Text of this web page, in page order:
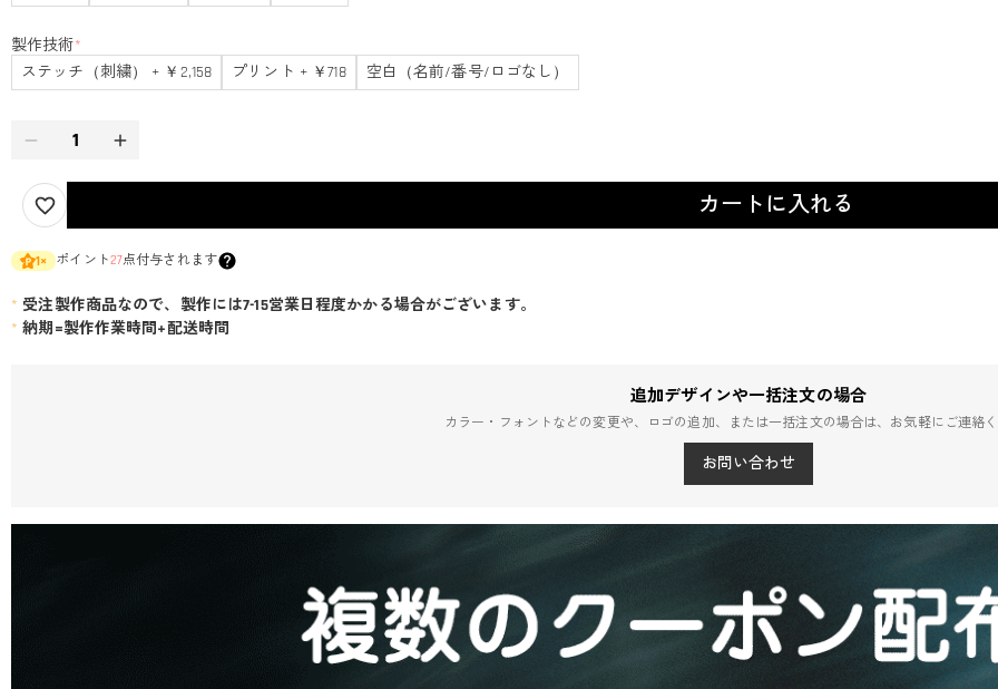
製作技術*
ステッチ（刺繍） + ￥2,158
プリント + ￥718 空白（名前/番号/ロゴなし）
カートに入れる
1× ポイント27点付与されます
* 受注製作商品なので、製作には7-15営業日程度かかる場合がございます。
* 納期=製作作業時間+配送時間
追加デザインや一括注文の場合
カラー・フォントなどの変更や、ロゴの追加、または一括注文の場合は、お気軽にご連絡く
お問い合わせ